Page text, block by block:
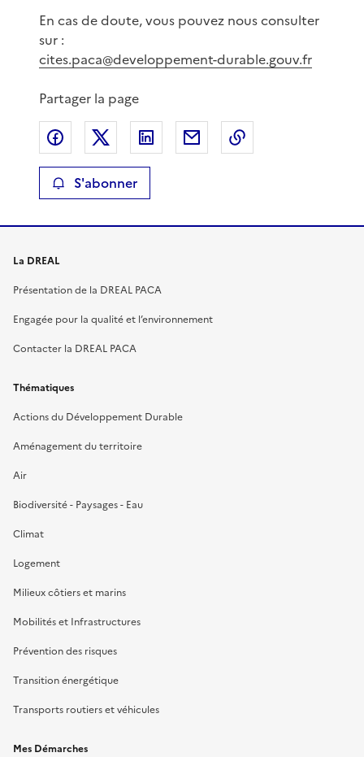
En cas de doute, vous pouvez nous consulter
sur :
cites.paca@developpement-durable.gouv.fr
Partager la page
Partager sur Facebook
Partager sur XPartager sur LinkedIn
Partager par email
S'abonner
La DREAL
Présentation de la DREAL PACA
Engagée pour la qualité et l’environnement
Contacter la DREAL PACA
Thématiques
Actions du Développement Durable
Aménagement du territoire
Air
Biodiversité - Paysages - Eau
Climat
Logement
Milieux côtiers et marins
Mobilités et Infrastructures
Prévention des risques
Transition énergétique
Transports routiers et véhicules
Mes Démarches